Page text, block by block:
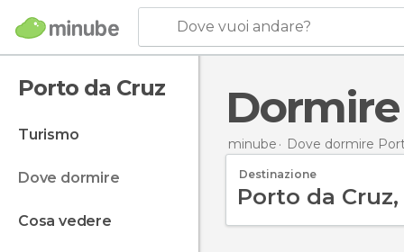
Dove vuoi andare?
Porto da Cruz
turismo
dove dormire
cosa vedere
minube Dove dormire
Destinazione